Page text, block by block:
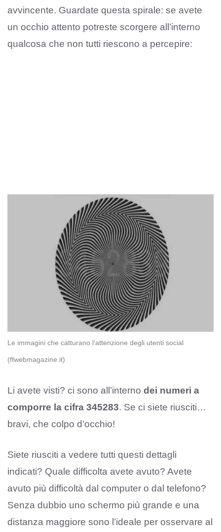
avvincente. Guardate questa spirale: se avete
un occhio attento potreste scorgere all’interno
qualcosa che non tutti riescono a percepire:
Le immagini che catturano l’attenzione degli utenti social
(ffwebmagazine.it)
Li avete visti? ci sono all’interno dei numeri a
comporre la cifra 345283. Se ci siete riusciti…
bravi, che colpo d’occhio!
Siete riusciti a vedere tutti questi dettagli
indicati? Quale difficolta avete avuto? Avete
avuto più difficoltà dal computer o dal telefono?
Senza dubbio uno schermo più grande e una
distanza maggiore sono l’ideale per osservare al